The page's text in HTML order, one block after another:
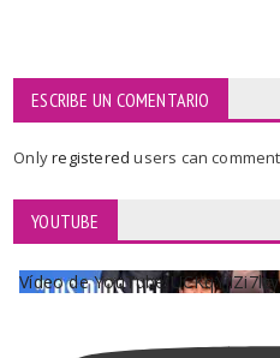
ESCRIBE UN COMENTARIO
Onlyregisteredusers can
YOUTUBE
Vídeo de YouTube